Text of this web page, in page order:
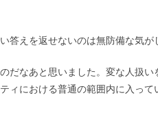
答えを返せないのは無防備な気が
だなあと思いました。変な人扱
ィにおける普通の範囲内に入っ